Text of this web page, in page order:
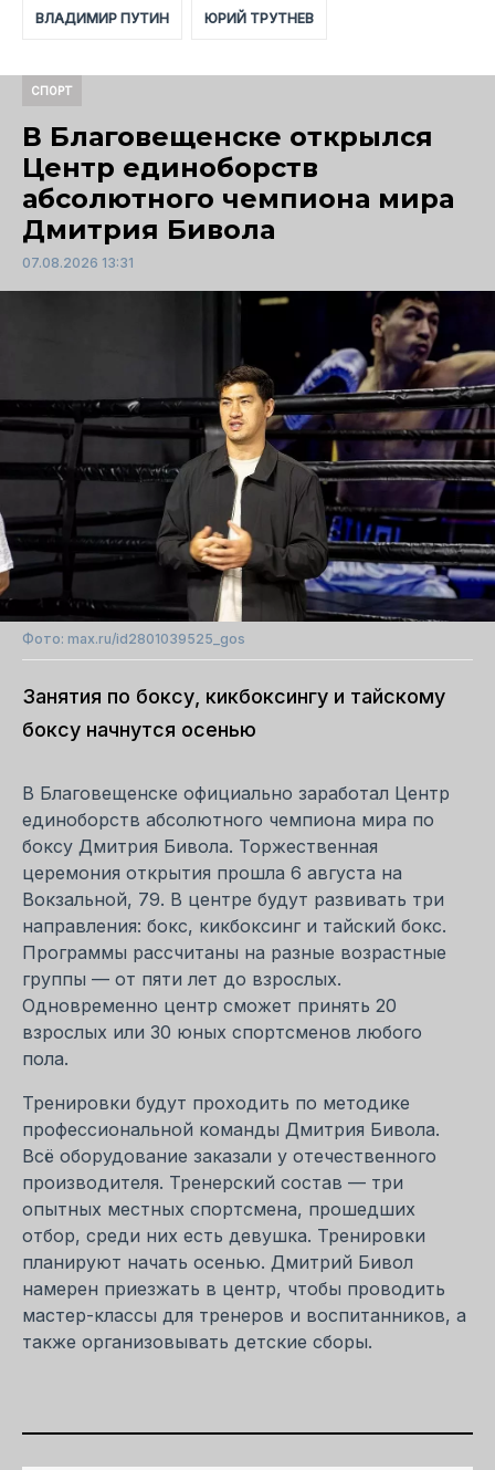
ВЛАДИМИР ПУТИН ЮРИЙ ТРУТНЕВ
СПОРТ
В Благовещенске открылся
Центр единоборств
абсолютного чемпиона мира
Дмитрия Бивола
07.08.2026 13:31
Фото: max.ru/id2801039525_gos
Занятия по боксу, кикбоксингу и тайскому
боксу начнутся осенью
В Благовещенске официально заработал Центр
единоборств абсолютного чемпиона мира по
боксу Дмитрия Бивола. Торжественная
церемония открытия прошла 6 августа на
Вокзальной, 79. В центре будут развивать три
направления: бокс, кикбоксинг и тайский бокс.
Программы рассчитаны на разные возрастные
группы — от пяти лет до взрослых.
Одновременно центр сможет принять 20
взрослых или 30 юных спортсменов любого
пола.
Тренировки будут проходить по методике
профессиональной команды Дмитрия Бивола.
Всё оборудование заказали у отечественного
производителя. Тренерский состав — три
опытных местных спортсмена, прошедших
отбор, среди них есть девушка. Тренировки
планируют начать осенью. Дмитрий Бивол
намерен приезжать в центр, чтобы проводить
мастер-классы для тренеров и воспитанников, а
также организовывать детские сборы.